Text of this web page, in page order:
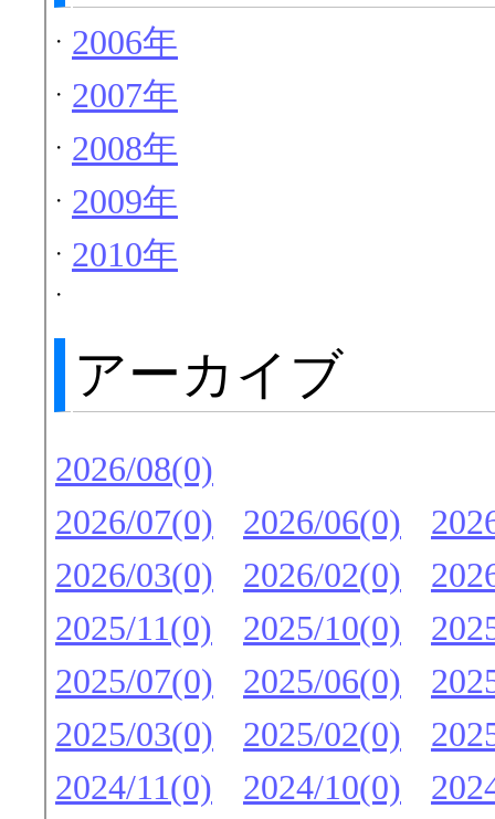
・ 2006年
・ 2007年
・ 2008年
・ 2009年
・ 2010年
・
アーカイブ
2026/08(0)
2026/07(0)
2026/06(0)
2026/03(0)
2026/02(0)
2025/11(0)
2025/10(0)
2025/07(0)
2025/06(0)
2025/03(0)
2025/02(0)
2024/11(0)
2024/10(0)